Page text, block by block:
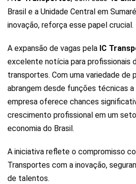
Brasil e a Unidade Central em
inovação, reforça esse papel crucial.
A expansão de vagas pela IC
excelente notícia para profissionais
transportes. Com uma variedade de
abrangem desde funções técnicas a
empresa oferece chances
crescimento profissional em um
economia do Brasil.
A iniciativa reflete o compromisso
Transportes com a inovação,
de talentos.